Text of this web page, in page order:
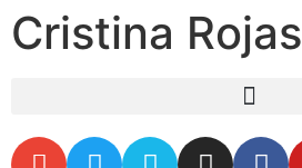
Cristina Rojas